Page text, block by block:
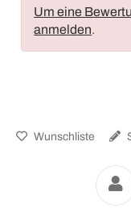
Um eine
anmelden.
Wunschliste